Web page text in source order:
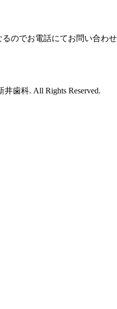
のでお電話にてお問い合わせ
歯科. All Rights Reserved.